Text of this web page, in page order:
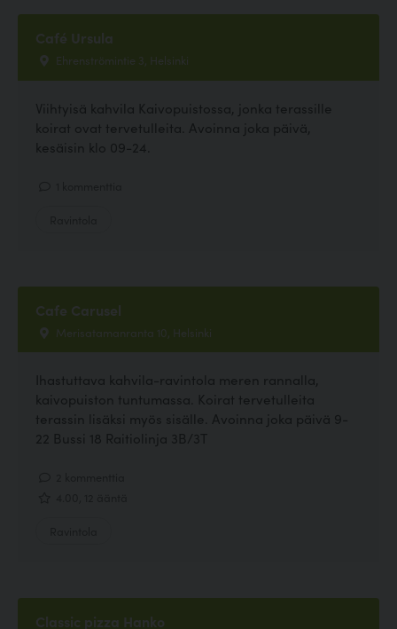
Café Ursula
Ehrenströmintie 3, Helsinki
Viihtyisä kahvila Kaivopuistossa, jonka terassille
koirat ovat tervetulleita. Avoinna joka päivä,
kesäisin klo 09-24.
Cafe Carusel
Merisatamanranta 10, Helsinki
Ihastuttava kahvila-ravintola meren rannalla,
kaivopuiston tuntumassa. Koirat tervetulleita
terassin lisäksi myös sisälle. Avoinna joka päivä 9-
22 Bussi 18 Raitiolinja 3B/3T
Classic pizza Hanko